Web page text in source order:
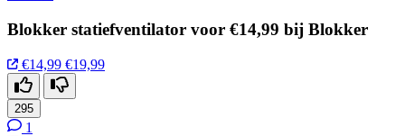
Blokker statiefventilator voor €14,99 bij Blokker
€14,99 €19,99
295
1